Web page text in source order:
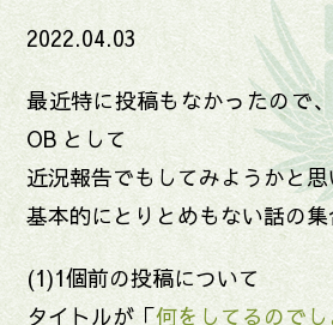
2022.04.03
最近特に投稿もなかったので
OB として
近況報告でもしてみようかと
基本的にとりとめもない話の
(1)1個前の投稿について
タイトルが「何をしてるので